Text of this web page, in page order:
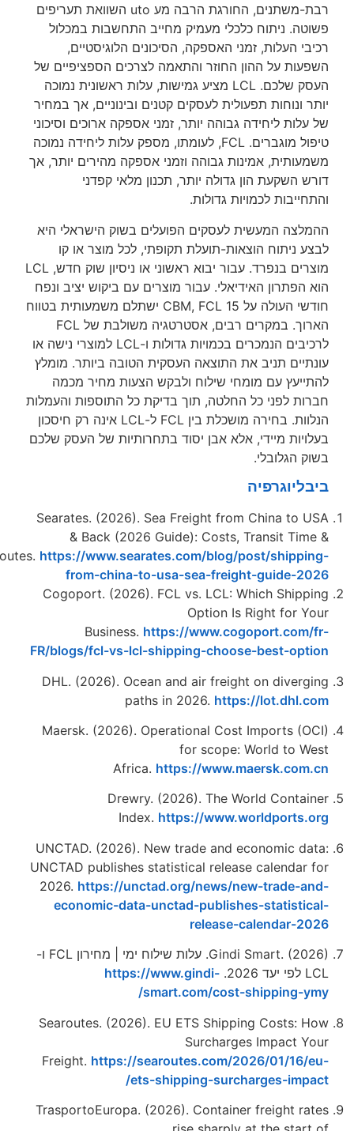
רבת-משתנים, החורגת הרבה מע uto השוואת תעריפים
ניתוח כלכלי מעמיק מחייב התחשבות במכלול
העלות, זמני האספקה, הסיכונים הלוגיסטיים,
על ההון החוזר והתאמה לצרכים הספציפיים של
העסק שלכם. LCL מציע גמישות, עלות ראשונית נמוכה
ונוחות תפעולית לעסקים קטנים ובינוניים, אך במחיר
ליחידה גבוהה יותר, זמני אספקה ארוכים וסיכוני
טיפול מוגברים. FCL, לעומתו, מספק עלות ליחידה נמוכה
אמינות גבוהה וזמני אספקה מהירים יותר, אך
השקעת הון גדולה יותר, תכנון מלאי קפדני
לכמויות גדולות.
המעשית לעסקים הפועלים בשוק הישראלי היא
ניתוח הוצאות-תועלת תקופתי, לכל מוצר או קו
מוצרים בנפרד. עבור יבוא ראשוני או ניסיון שוק חדש, LCL
הפתרון האידיאלי. עבור מוצרים עם ביקוש יציב ונפח
חודשי העולה על 15 CBM, FCL ישתלם משמעותית בטווח
הארוך. במקרים רבים, אסטרטגיה משולבת של FCL
לרכיבים הנמכרים בכמויות גדולות ו-LCL למוצרי נישה או
תניב את התוצאה העסקית הטובה ביותר. מומלץ
עם מומחי שילוח ולבקש הצעות מחיר מכמה
לפני כל החלטה, תוך בדיקת כל התוספות והעמלות
הנלוות. בחירה מושכלת בין FCL ל-LCL אינה רק חיסכון
מיידי, אלא אבן יסוד בתחרותיות של העסק שלכם
הגלובלי.
Searates. (2026). Sea Freight from China to
& Back (2026 Guide): Costs, Transit
Routes.https://www.searates.com/blog/post/
from-china-to-usa-sea-freight-guide-
Cogoport. (2026). FCL vs. LCL: Which
Option Is Right for
Business.https://
FR/blogs/fcl-vs-lcl-shipping-choose-best-
DHL. (2026). Ocean and air freight on
paths in 2026.https://
Maersk. (2026). Operational Cost Imports
for scope: World to
Africa.https://
Drewry. (2026). The World
Index.https://
UNCTAD. (2026). New trade and economic
UNCTAD publishes statistical release
2026.https://unctad.org/news/new-trade-
economic-data-unctad-publishes-
release-calendar-
Gindi Smart. (2026). עלות שילוח ימי | מחירון FCL ו-
https://www.gindi-
smart.com/cost-shipping-
Searoutes. (2026). EU ETS Shipping Costs:
Surcharges Impact
Freight.https://searoutes.com/2026/01/
ets-shipping-surcharges-
TrasportoEuropa. (2026). Container freight